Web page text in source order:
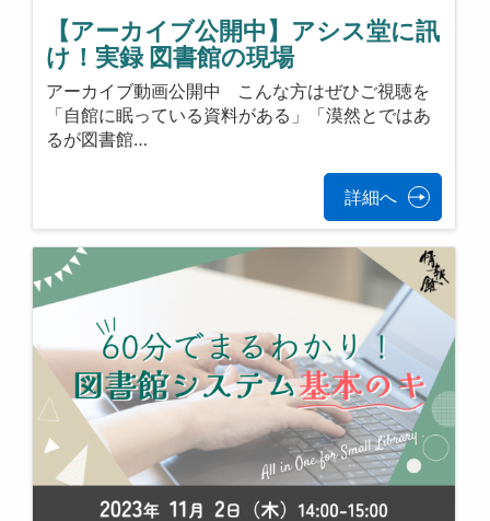
【アーカイブ公開中】アシス堂に訊
け！実録 図書館の現場
アーカイブ動画公開中 こんな方はぜひご視聴を
「自館に眠っている資料がある」「漠然とではあ
るが図書館…
詳細へ